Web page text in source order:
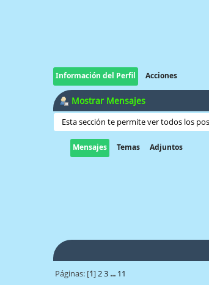
Información del Perfil Acciones
Mostrar Mensajes
Esta sección te permite ver todos los
Mensajes Temas Adjuntos
Páginas: [1]2 3 ... 11